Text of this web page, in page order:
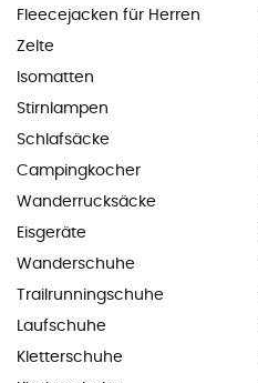
Fleecejacken für Herren
Zelte
Isomatten
Stirnlampen
Schlafsäcke
Campingkocher
Wanderrucksäcke
Eisgeräte
Wanderschuhe
Trailrunningschuhe
Laufschuhe
Kletterschuhe